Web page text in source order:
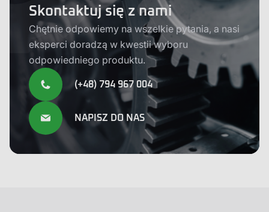
Skontaktuj się z nami
Chętnie odpowiemy na wszelkie pytania, a nasi
eksperci doradzą w kwestii wyboru
odpowiedniego produktu.
(+48) 794 967 004
NAPISZ DO NAS